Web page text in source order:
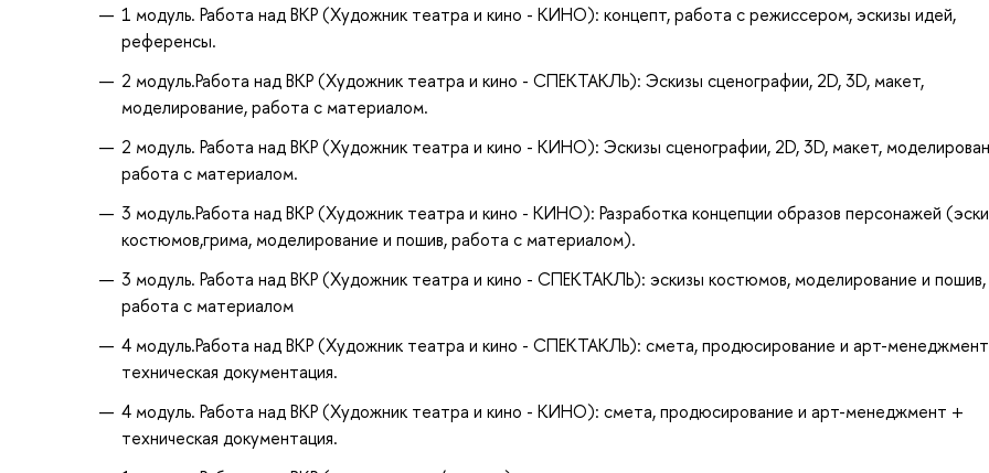
1 модуль. Работа над ВКР (Художник театра и кино - КИНО): концепт, работа с режиссером, эскизы идей,
референсы.
2 модуль.Работа над ВКР (Художник театра и кино - СПЕКТАКЛЬ): Эскизы сценографии, 2D, 3D, макет,
моделирование, работа с материалом.
2 модуль. Работа над ВКР (Художник театра и кино - КИНО): Эскизы сценографии, 2D, 3D, макет,
работа с материалом.
3 модуль.Работа над ВКР (Художник театра и кино - КИНО): Разработка концепции образов персонажей
костюмов,грима, моделирование и пошив, работа с материалом).
3 модуль. Работа над ВКР (Художник театра и кино - СПЕКТАКЛЬ): эскизы костюмов, моделирование и пошив,
работа с материалом
4 модуль.Работа над ВКР (Художник театра и кино - СПЕКТАКЛЬ): смета, продюсирование и арт-
техническая документация.
4 модуль. Работа над ВКР (Художник театра и кино - КИНО): смета, продюсирование и арт-менеджмент +
техническая документация.